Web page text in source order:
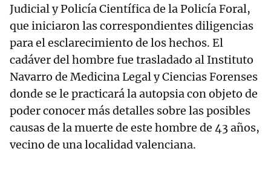
Judicial y Policía Científica de la Policía Foral,
que iniciaron las correspondientes diligencias
para el esclarecimiento de los hechos. El
cadáver del hombre fue trasladado al Instituto
Navarro de Medicina Legal y Ciencias Forenses
donde se le practicará la autopsia con objeto de
poder conocer más detalles sobre las posibles
causas de la muerte de este hombre de 43 años,
vecino de una localidad valenciana.